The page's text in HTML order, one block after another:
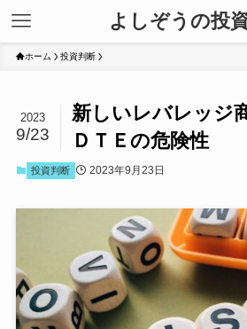
よしぞうの投
ホーム 投資判断
新しいレバレッジ
ＤＴＥの危険性
2023
9/23
投資判断 2023年9月23日